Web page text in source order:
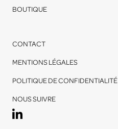
BOUTIQUE
CONTACT
MENTIONS LÉGALES
POLITIQUE DE CONFIDENTIALITÉ
NOUS SUIVRE